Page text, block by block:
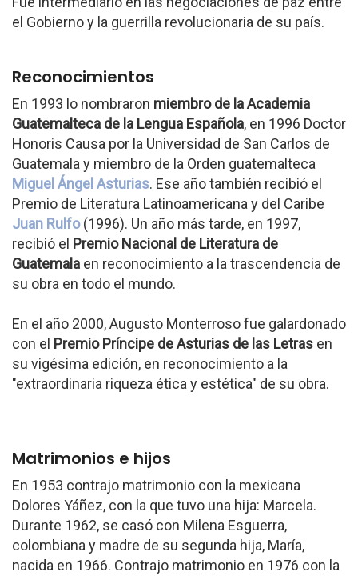
el Gobierno y la guerrilla revolucionaria de su país.
Reconocimientos
En 1993 lo nombraron miembro de la Academia
Guatemalteca de la Lengua Española, en 1996 Doctor
Honoris Causa por la Universidad de San Carlos de
Guatemala y miembro de la Orden guatemalteca
Miguel Ángel Asturias. Ese año también recibió el
Premio de Literatura Latinoamericana y del Caribe
Juan Rulfo(1996). Un año más tarde, en 1997,
recibió el Premio Nacional de Literatura de
Guatemala en reconocimiento a la trascendencia de
su obra en todo el mundo.
En el año 2000, Augusto Monterroso fue galardonado
con el Premio Príncipe de Asturias de las Letras en
su vigésima edición, en reconocimiento a la
"extraordinaria riqueza ética y estética" de su obra.
Matrimonios e hijos
En 1953 contrajo matrimonio con la mexicana
Dolores Yáñez, con la que tuvo una hija: Marcela.
Durante 1962, se casó con Milena Esguerra,
colombiana y madre de su segunda hija, María,
nacida en 1966. Contrajo matrimonio en 1976 con la